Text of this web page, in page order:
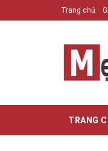
Trang chủ
TRANG